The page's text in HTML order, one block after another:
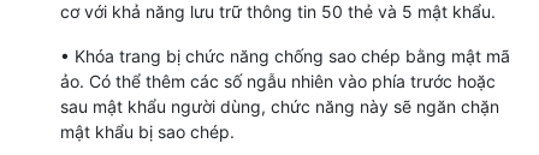
cơ với khả năng lưu trữ thông tin 50 thẻ và 5 mật khẩu.
• Khóa trang bị chức năng chống sao chép bằng mật mã
ảo. Có thể thêm các số ngẫu nhiên vào phía trước hoặc
sau mật khẩu người dùng, chức năng này sẽ ngăn chặn
mật khẩu bị sao chép.